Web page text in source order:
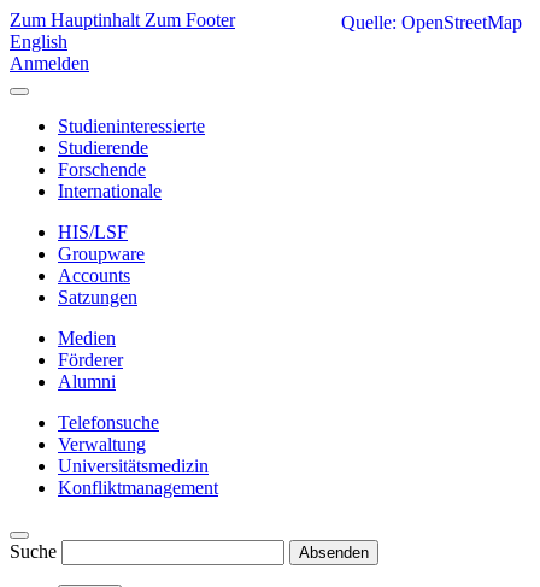
Zum Hauptinhalt Zum Footer
English
Anmelden
Studieninteressierte
Studierende
Forschende
Internationale
HIS/LSF
Groupware
Accounts
Satzungen
Medien
Förderer
Alumni
Telefonsuche
Verwaltung
Universitätsmedizin
Konfliktmanagement
Suche Absenden
Quelle: OpenStreetMap